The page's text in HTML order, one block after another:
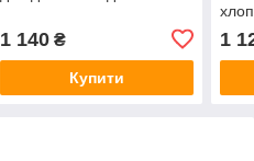
1 140₴
Купити
1